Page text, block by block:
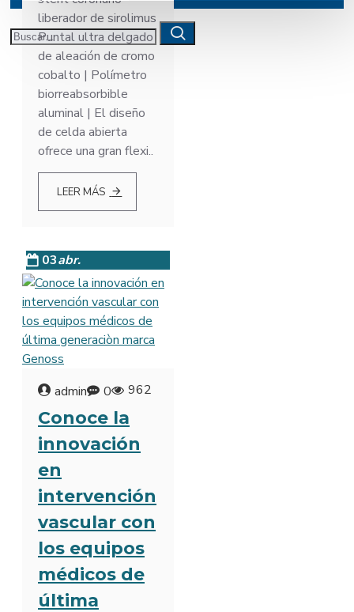
liberador de sirolimus
Puntal ultra delgado
de aleación de cromo
cobalto | Polímetro
biorreabsorbible
aluminal | El diseño
de celda abierta
ofrece una gran flexi..
LEER MÁS
03abr.
admin 0 962
Conoce la
innovación
en
intervención
vascular con
los equipos
médicos de
última